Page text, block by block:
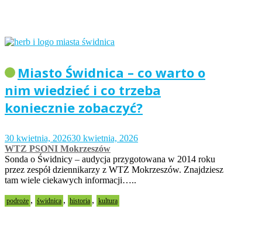
Miasto Świdnica – co warto o
nim wiedzieć i co trzeba
koniecznie zobaczyć?
30 kwietnia, 202630 kwietnia, 2026
WTZ PSONI Mokrzeszów
Sonda o Świdnicy – audycja przygotowana w 2014 roku
przez zespół dziennikarzy z WTZ Mokrzeszów. Znajdziesz
tam wiele ciekawych informacji…..
podroże , świdnica , historia , kultura